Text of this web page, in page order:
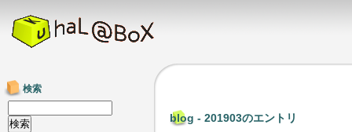
blog - 201903のエントリ
検索